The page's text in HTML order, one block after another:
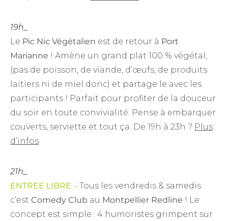
19h_
Le Pic Nic Végétalien est de retour à Port
Marianne ! Amène un grand plat 100 % végétal,
(pas de poisson, de viande, d’œufs, de produits
laitiers ni de miel donc) et partage le avec les
participants ! Parfait pour profiter de la douceur
du soir en toute convivialité. Pense à embarquer
couverts, serviette et tout ça. De 19h à 23h ? Plus
d’infos
21h_
ENTREE LIBRE – Tous les vendredis & samedis
c’est Comedy Club au Montpellier Redline ! Le
concept est simple : 4 humoristes grimpent sur